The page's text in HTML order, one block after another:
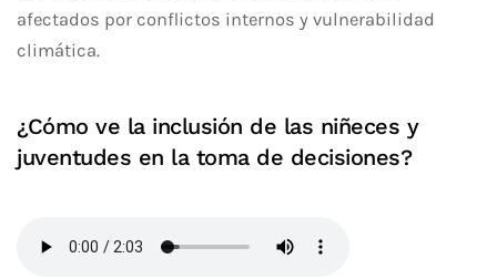
afectados por conflictos internos y vulnerabilidad
climática.
¿Cómo ve la inclusión de las niñeces y
juventudes en la toma de decisiones?